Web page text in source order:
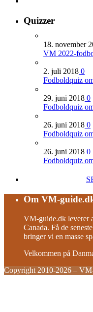
Quizzer
18. november
VM 2022-
2. juli 2018 0
Fodboldquiz
29. juni 2018 0
Fodboldquiz
26. juni 2018 0
Fodboldquiz
26. juni 2018 0
Fodboldquiz
Om VM-
VM-guide.dk leverer
Canada. Få de seneste
bringer vi en masse
Velkommen på
Copyright 2010-2026 –